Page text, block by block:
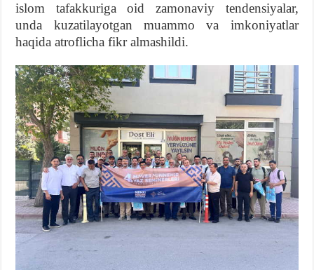
islom tafakkuriga oid zamonaviy tendensiyalar,
unda kuzatilayotgan muammo va imkoniyatlar
haqida atroflicha fikr almashildi.